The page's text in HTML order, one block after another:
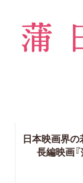
日本映画界
長編映画